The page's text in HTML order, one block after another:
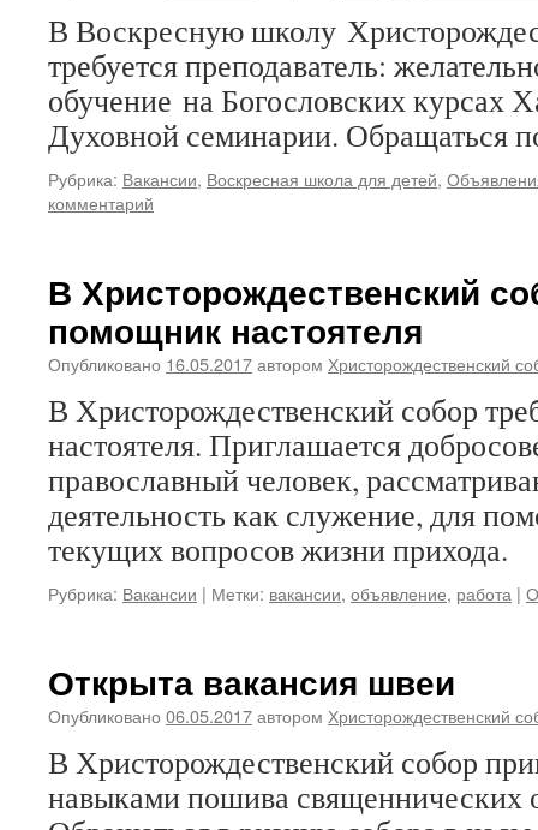
В Воскресную школу
требуется преподаватель:
обучение на Богословских курсах
Духовной семинарии. Обращаться
Рубрика: Вакансии, Воскресная школа для детей,
комментарий
В Христорождественский
помощник настоятеля
Опубликовано 16.05.2017автором Христорождественский
В Христорождественский собор
настоятеля. Приглашается
православный человек,
деятельность как служение, для
текущих вопросов жизни прихода.
Рубрика: Вакансии | Метки: вакансии, объявление, работа |
Открыта вакансия швеи
Опубликовано 06.05.2017автором Христорождественский
В Христорождественский собор
навыками пошива священнических